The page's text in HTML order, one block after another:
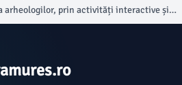
arheologilor, prin activități interactive și
apropie de patrimoniul istoric.